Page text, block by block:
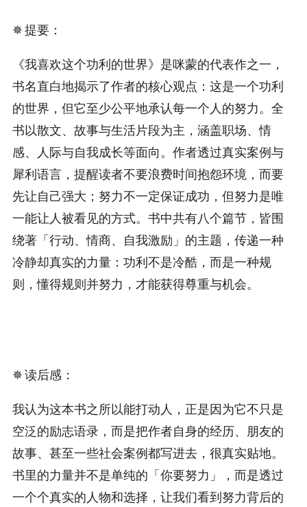
✵ 提要：
《我喜欢这个功利的世界》是咪蒙的代表作之一，
书名直白地揭示了作者的核心观点：这是一个功利
的世界，但它至少公平地承认每一个人的努力。全
书以散文、故事与生活片段为主，涵盖职场、情
感、人际与自我成长等面向。作者透过真实案例与
犀利语言，提醒读者不要浪费时间抱怨环境，而要
先让自己强大；努力不一定保证成功，但努力是唯
一能让人被看见的方式。书中共有八个篇节，皆围
绕著「行动、情商、自我激励」的主题，传递一种
冷静却真实的力量：功利不是冷酷，而是一种规
则，懂得规则并努力，才能获得尊重与机会。
✵ 读后感：
我认为这本书之所以能打动人，正是因为它不只是
空泛的励志语录，而是把作者自身的经历、朋友的
故事、甚至一些社会案例都写进去，很真实贴地。
书里的力量并不是单纯的「你要努力」，而是透过
一个个真实的人物和选择，让我们看到努力背后的